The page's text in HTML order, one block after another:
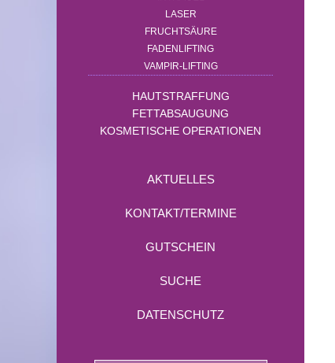
LASER
FRUCHTSÄURE
FADENLIFTING
VAMPIR-LIFTING
HAUTSTRAFFUNG
FETTABSAUGUNG
KOSMETISCHE OPERATIONEN
AKTUELLES
KONTAKT/TERMINE
GUTSCHEIN
SUCHE
DATENSCHUTZ